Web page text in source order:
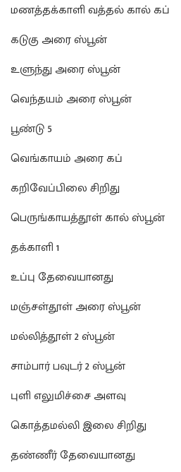
மணத்தக்காளி வத்தல் கால் கப்
கடுகு அரை ஸ்பூன்
உளுந்து அரை ஸ்பூன்
வெந்தயம் அரை ஸ்பூன்
பூண்டு 5
வெங்காயம் அரை கப்
கறிவேப்பிலை சிறிது
பெருங்காயத்தூள் கால் ஸ்பூன்
தக்காளி 1
உப்பு தேவையானது
மஞ்சள்தூள் அரை ஸ்பூன்
மல்லித்தூள் 2 ஸ்பூன்
சாம்பார் பவுடர் 2 ஸ்பூன்
புளி எலுமிச்சை அளவு
கொத்தமல்லி இலை சிறிது
தண்ணீர் தேவையானது